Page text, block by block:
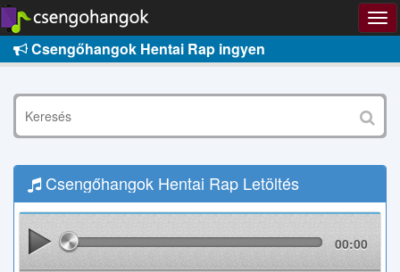
Csengőhangok Hentai Rap ingyen
Csengőhangok Hentai Rap Letöltés
00:00